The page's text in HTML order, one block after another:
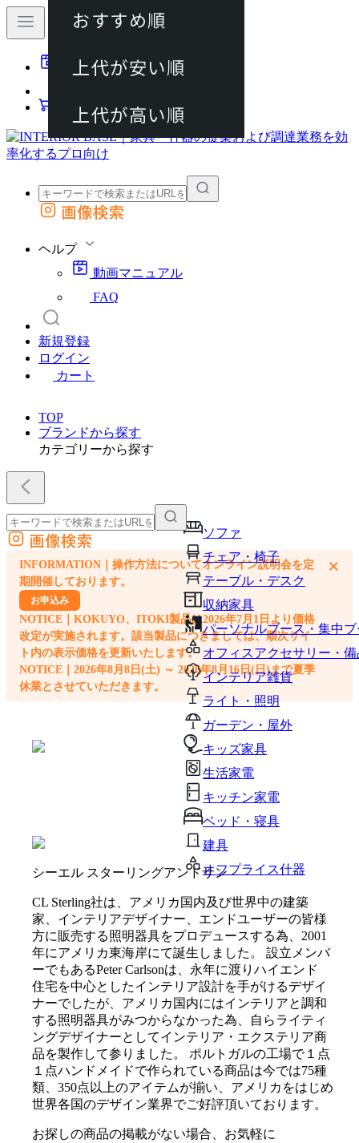
動画マニュアル
カート
外部サイトの商品をカートに追加
画像検索
ヘルプ
動画マニュアル
FAQ
新規登録
ログイン
カート
TOP
ブランドから探す
カテゴリーから探す
ソファ
チェア・椅子
テーブル・デスク
収納家具
パーソナルブース・集中
オフィスアクセサリー・備
インテリア雑貨
ライト・照明
ガーデン・屋外
キッズ家具
生活家電
キッチン家電
ベッド・寝具
建具
オフプライス什器
外部サイトの商品をカートに追加
他のサイトで見つけた商品ページのURLを貼り付けて、カートに追加できます
画像検索
INFORMATION｜操作方法についてオンライン説明会を定
期開催しております。
お申込み
NOTICE｜KOKUYO、ITOKI製品は2026年7月1日より価格
改定が実施されます。該当製品につきましては、順次サイ
ト内の表示価格を更新いたします。
NOTICE｜2026年8月8日(土) ～ 2026年8月16日(日)まで夏季
休業とさせていただきます。
×
シーエル スターリングアンドサン
CL Sterling社は、アメリカ国内及び世界中の建築
家、インテリアデザイナー、エンドユーザーの皆様
方に販売する照明器具をプロデュースする為、2001
年にアメリカ東海岸にて誕生しました。 設立メンバ
ーでもあるPeter Carlsonは、永年に渡りハイエンド
住宅を中心としたインテリア設計を手がけるデザイ
ナーでしたが、アメリカ国内にはインテリアと調和
する照明器具がみつからなかった為、自らライティ
ングデザイナーとしてインテリア・エクステリア商
品を製作して参りました。 ポルトガルの工場で１点
１点ハンドメイドで作られている商品は今では75種
類、350点以上のアイテムが揃い、アメリカをはじめ
世界各国のデザイン業界でご好評頂いております。
お探しの商品の掲載がない場合、お気軽に
おすすめ順
上代が安い順
上代が高い順